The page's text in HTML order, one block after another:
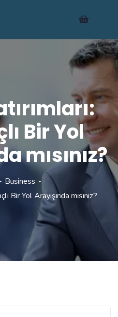
Bir Yol
mısınız?
Business
Bir Yol Arayışında mısınız?